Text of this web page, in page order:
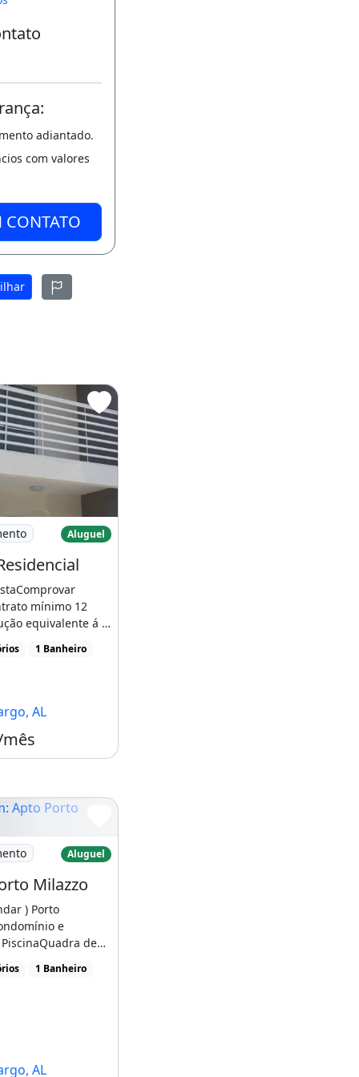
adiantado.
com valores
CONTATO
- Rio Largo
Residencial
Aluguel
mínimo 12
equivalente á 3
1 Banheiro
AL
mês
Porto Milazzo
Aluguel
Milazzo
) Porto
e
de
[...]
1 Banheiro
AL